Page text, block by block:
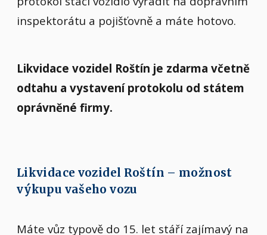
inspektorátu a pojišťovně a máte hotovo.
Likvidace vozidel Roštín je zdarma včetně
odtahu a vystavení protokolu od státem
oprávněné firmy.
Likvidace vozidel Roštín – možnost
výkupu vašeho vozu
Máte vůz typově do 15. let stáří zajímavý na